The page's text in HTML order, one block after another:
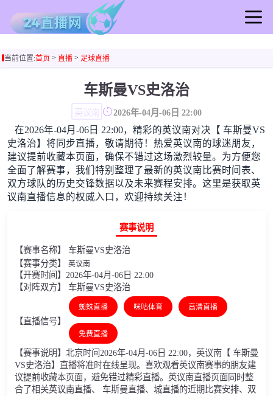
足球直播
足球集锦
篮球集锦
足球新闻
篮球新闻
当前位置:首页> 直播> 足球直播
车斯曼VS史洛治
英议南 2026年-04月-06日 22:00
在2026年-04月-06日 22:00，精彩的英议南对决【 车斯曼VS
史洛治】将同步直播，敬请期待！热爱英议南的球迷朋友，
建议提前收藏本页面，确保不错过这场激烈较量。为方便您
全面了解赛事，我们特别整理了最新的英议南比赛时间表、
双方球队的历史交锋数据以及未来赛程安排。这里是获取英
议南直播信息的权威入口，欢迎持续关注！
赛事说明
【赛事名称】 车斯曼VS史洛治
【赛事分类】 英议南
【开赛时间】2026年-04月-06日 22:00
【对阵双方】 车斯曼VS史洛治
【直播信号】
蜘蛛直播 咪咕体育 高清直播
免费直播
【赛事说明】北京时间2026年-04月-06日 22:00，英议南【 车斯曼
VS史洛治】直播将准时在线呈现。喜欢观看英议南赛事的朋友建
议提前收藏本页面，避免错过精彩直播。英议南直播页面同时整
合了相关英议南直播、 车斯曼直播、城直播的近期比赛安排、双